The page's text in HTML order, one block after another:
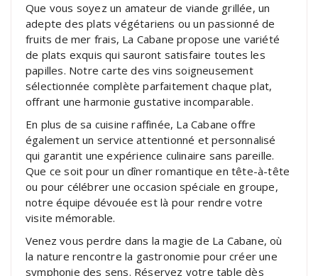
Que vous soyez un amateur de viande grillée, un
adepte des plats végétariens ou un passionné de
fruits de mer frais, La Cabane propose une variété
de plats exquis qui sauront satisfaire toutes les
papilles. Notre carte des vins soigneusement
sélectionnée complète parfaitement chaque plat,
offrant une harmonie gustative incomparable.
En plus de sa cuisine raffinée, La Cabane offre
également un service attentionné et personnalisé
qui garantit une expérience culinaire sans pareille.
Que ce soit pour un dîner romantique en tête-à-tête
ou pour célébrer une occasion spéciale en groupe,
notre équipe dévouée est là pour rendre votre
visite mémorable.
Venez vous perdre dans la magie de La Cabane, où
la nature rencontre la gastronomie pour créer une
symphonie des sens. Réservez votre table dès